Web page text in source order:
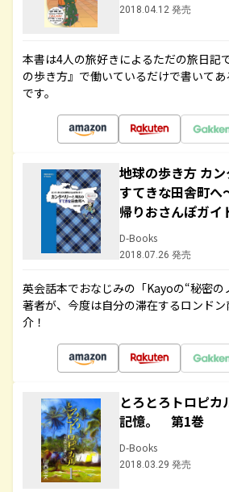
2018.04.12 発売
本書は4人の旅好きによるただの旅日記
の歩き方』で働いているだけで書いて
です。
地球の歩き方 カ
すてきな田舎町へ
帰りおさんぽガイ
D-Books
2018.07.26 発売
英会話本でおなじみの「Kayoの“秘密の
著者が、今度は自分の滞在するロンド
介！
とろとろトロピ
記憶。 第1巻
D-Books
2018.03.29 発売